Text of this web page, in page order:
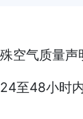
空气质量声
至48小时